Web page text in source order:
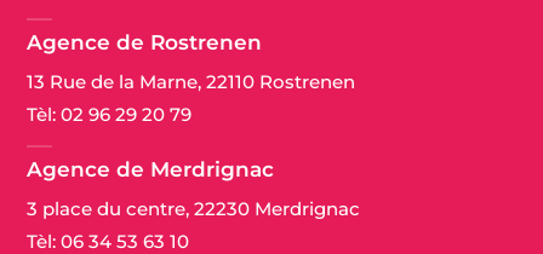
Agence de Rostrenen
13 Rue de la Marne, 22110 Rostrenen
Tèl:02 96 29 20 79
Agence de Merdrignac
3 place du centre, 22230 Merdrignac
Tèl:06 34 53 63 10